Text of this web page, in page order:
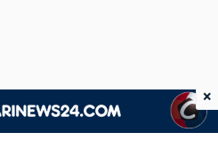
×